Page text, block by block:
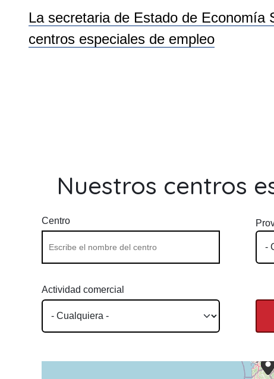
La secretaria de Estado de Economía
centros especiales de empleo
Nuestros centros
Centro
Actividad comercial